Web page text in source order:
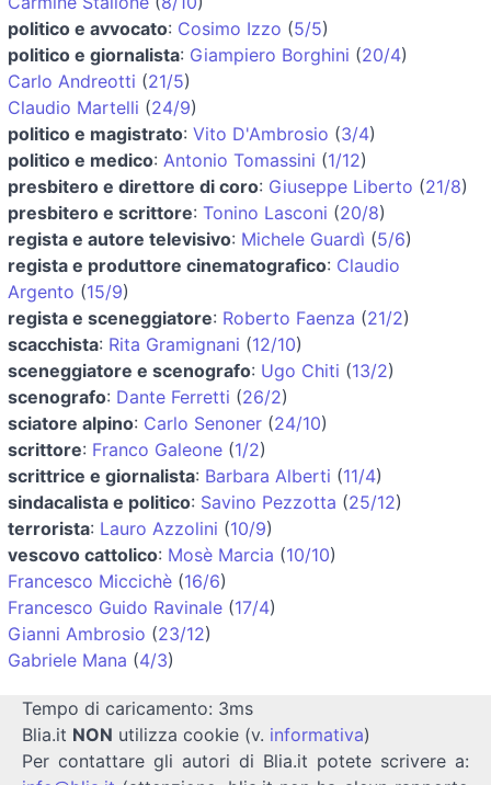
politico e avvocato: Cosimo Izzo (5/5)
politico e giornalista: Giampiero Borghini (20/4)
Carlo Andreotti (21/5)
Claudio Martelli (24/9)
politico e magistrato: Vito D'Ambrosio (3/4)
politico e medico: Antonio Tomassini (1/12)
presbitero e direttore di coro: Giuseppe Liberto (21/8)
presbitero e scrittore: Tonino Lasconi (20/8)
regista e autore televisivo: Michele Guardì (5/6)
regista e produttore cinematografico: Claudio
Argento (15/9)
regista e sceneggiatore: Roberto Faenza (21/2)
scacchista: Rita Gramignani (12/10)
sceneggiatore e scenografo: Ugo Chiti (13/2)
scenografo: Dante Ferretti (26/2)
sciatore alpino: Carlo Senoner (24/10)
scrittore: Franco Galeone (1/2)
scrittrice e giornalista: Barbara Alberti (11/4)
sindacalista e politico: Savino Pezzotta (25/12)
terrorista: Lauro Azzolini (10/9)
vescovo cattolico: Mosè Marcia (10/10)
Francesco Miccichè (16/6)
Francesco Guido Ravinale (17/4)
Gianni Ambrosio (23/12)
Gabriele Mana (4/3)
Tempo di caricamento: 3ms
Blia.it NON utilizza cookie (v. informativa)
Per contattare gli autori di Blia.it potete scrivere a: